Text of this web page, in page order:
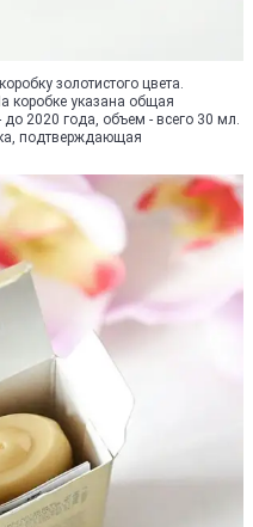
золотистого цвета.
коробке указана общая
2020 года, объем - всего 30 мл.
подтверждающая